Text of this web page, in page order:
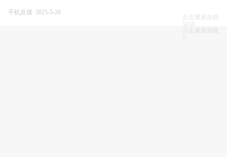
手机反馈 2025-5-26
点击重新加载
5858